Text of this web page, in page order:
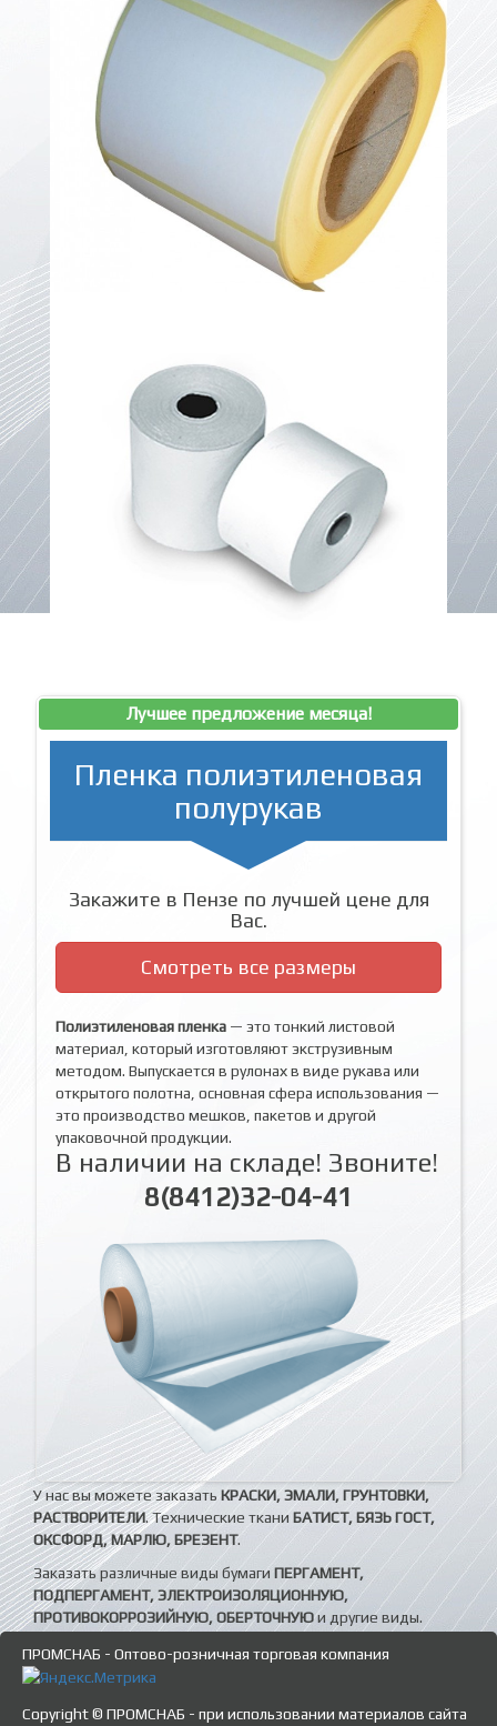
Лучшее предложение месяца!
Пленка полиэтиленовая
полурукав
Закажите в Пензе по лучшей цене для
Вас.
Смотреть все размеры
Полиэтиленовая пленка — это тонкий листовой
материал, который изготовляют экструзивным
методом. Выпускается в рулонах в виде рукава или
открытого полотна, основная сфера использования —
это производство мешков, пакетов и другой
упаковочной продукции.
В наличии на складе! Звоните!
8(8412)32-04-41
У нас вы можете заказать КРАСКИ, ЭМАЛИ, ГРУНТОВКИ,
РАСТВОРИТЕЛИ. Технические ткани БАТИСТ, БЯЗЬ ГОСТ,
ОКСФОРД, МАРЛЮ, БРЕЗЕНТ.
Заказать различные виды бумаги ПЕРГАМЕНТ,
ПОДПЕРГАМЕНТ, ЭЛЕКТРОИЗОЛЯЦИОННУЮ,
ПРОТИВОКОРРОЗИЙНУЮ, ОБЕРТОЧНУЮи другие виды.
ПРОМСНАБ - Оптово-розничная торговая компания
Copyright © ПРОМСНАБ - при использовании материалов сайта